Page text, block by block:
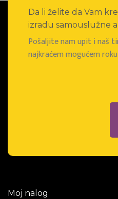
Da li želite da Vam
izradu samouslužne
Pošaljite nam upit i naš
najkraćem mogućem roku.
Moj nalog